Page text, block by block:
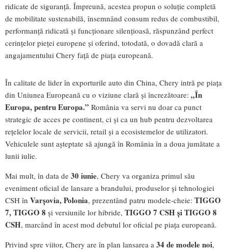
ridicate de siguranță. Împreună, acestea propun o soluție completă
de mobilitate sustenabilă, însemnând consum redus de combustibil,
performanță ridicată și funcționare silențioasă, răspunzând perfect
cerințelor pieței europene și oferind, totodată, o dovadă clară a
angajamentului Chery față de piața europeană.
În calitate de lider în exporturile auto din China, Chery intră pe piața
din Uniunea Europeană cu o viziune clară și încrezătoare: „În
Europa, pentru Europa.” România va servi nu doar ca punct
strategic de acces pe continent, ci și ca un hub pentru dezvoltarea
rețelelor locale de servicii, retail și a ecosistemelor de utilizatori.
Vehiculele sunt așteptate să ajungă în România în a doua jumătate a
lunii iulie.
Mai mult, în data de 30 iunie, Chery va organiza primul său
eveniment oficial de lansare a brandului, produselor și tehnologiei
CSH în Varșovia, Polonia, prezentând patru modele-cheie: TIGGO
7, TIGGO 8 și versiunile lor hibride, TIGGO 7 CSH și TIGGO 8
CSH, marcând în acest mod debutul lor oficial pe piața europeană.
Privind spre viitor, Chery are în plan lansarea a 34 de modele noi,